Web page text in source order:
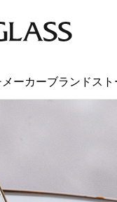
ーカーブランドス